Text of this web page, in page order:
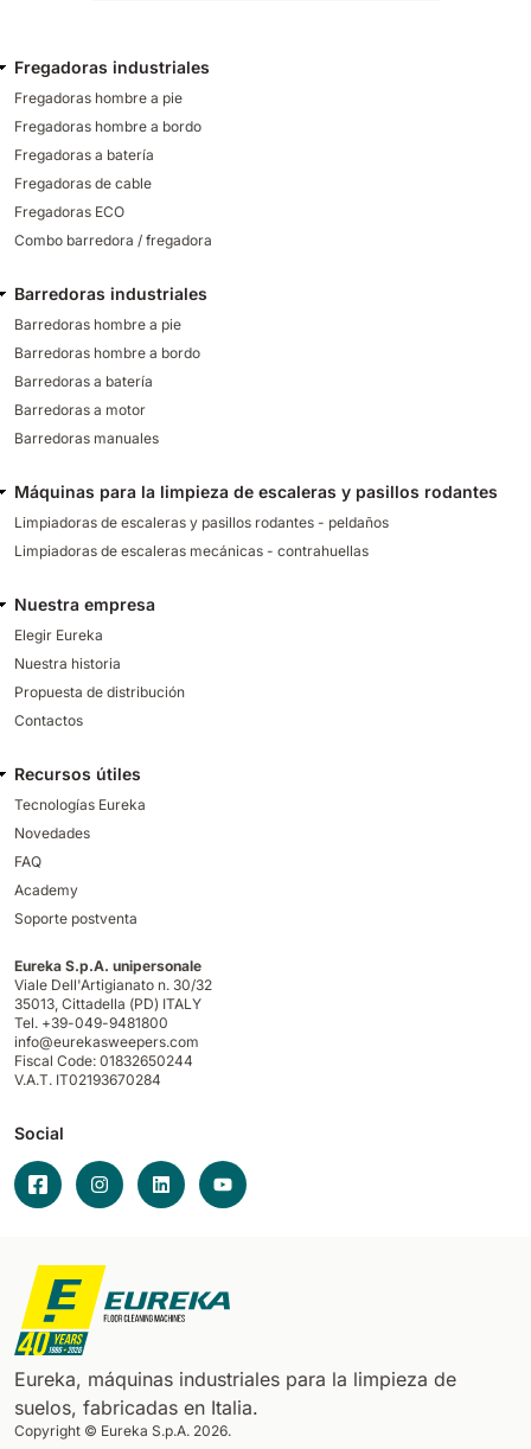
Fregadoras industriales
Fregadoras hombre a pie
Fregadoras hombre a bordo
Fregadoras a batería
Fregadoras de cable
Fregadoras ECO
Combo barredora / fregadora
Barredoras industriales
Barredoras hombre a pie
Barredoras hombre a bordo
Barredoras a batería
Barredoras a motor
Barredoras manuales
Máquinas para la limpieza de escaleras y pasillos rodantes
Limpiadoras de escaleras y pasillos rodantes - peldaños
Limpiadoras de escaleras mecánicas - contrahuellas
Nuestra empresa
Elegir Eureka
Nuestra historia
Propuesta de distribución
Contactos
Recursos útiles
Tecnologías Eureka
Novedades
FAQ
Academy
Soporte postventa
Eureka S.p.A. unipersonale
Viale Dell'Artigianato n. 30/32
35013, Cittadella (PD) ITALY
Tel. +39-049-9481800
info@eurekasweepers.com
Fiscal Code: 01832650244
V.A.T. IT02193670284
Social
Eureka, máquinas industriales para la limpieza de
suelos, fabricadas en Italia.
Copyright © Eureka S.p.A. 2026.